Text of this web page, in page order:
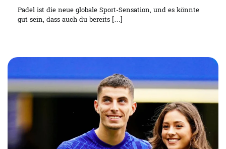
Padel ist die neue globale Sport-Sensation, und es könnte
gut sein, dass auch du bereits […]